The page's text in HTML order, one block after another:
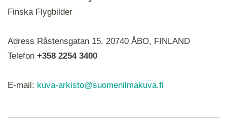
ikoner är det en serie i varje. Utplacerade bilder
syns som nålar istället.
Finska Flygbilder
Adress Råstensgatan 15, 20740 ÅBO, FINLAND
Telefon +358 2254 3400
E-mail: kuva-arkisto@suomenilmakuva.fi